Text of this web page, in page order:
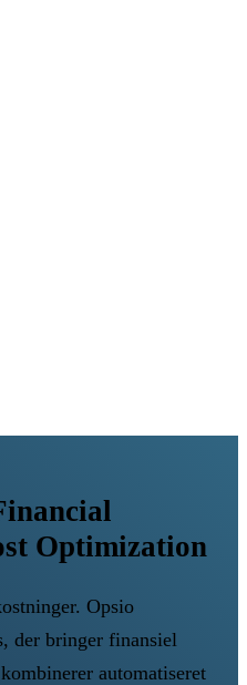
Optimization
Opsio
der bringer finansiel
automatiseret